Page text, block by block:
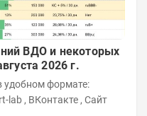
ВДО и некоторых
2026 г.
удобном формате:
Telegram , Youtube , RuTube, Smart-lab , ВКонтакте , Сайт